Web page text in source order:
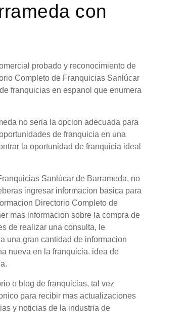
con
probado y reconocimiento de
Completo de Franquicias Sanlúcar
franquicias en espanol que enumera
no seria la opcion adecuada para
de franquicia en una
la oportunidad de franquicia ideal
Sanlúcar de Barrameda, no
ingresar informacion basica para
Directorio Completo de
mas informacion sobre la compra de
de realizar una consulta, le
una gran cantidad de informacion
nueva en la franquicia. idea de
o blog de franquicias, tal vez
para recibir mas actualizaciones
y noticias de la industria de